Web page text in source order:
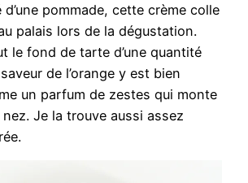
pommade, cette crème colle
palais lors de la dégustation.
le fond de tarte d’une quantité
de l’orange y est bien
un parfum de zestes qui monte
Je la trouve aussi assez